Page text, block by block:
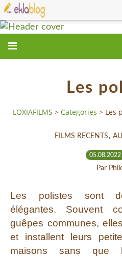
Les
LOXIAFILMS > Categories > Les
FILMS RECENTS,
05.08.2022
Par
Les polistes sont
élégantes. Souvent
guêpes communes,
et installent leurs
maisons sans que